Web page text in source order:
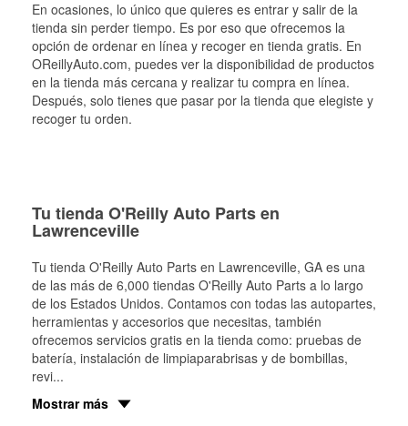
En ocasiones, lo único que quieres es entrar y salir de la
tienda sin perder tiempo. Es por eso que ofrecemos la
opción de ordenar en línea y recoger en tienda gratis. En
OReillyAuto.com, puedes ver la disponibilidad de productos
en la tienda más cercana y realizar tu compra en línea.
Después, solo tienes que pasar por la tienda que elegiste y
recoger tu orden.
Tu tienda O'Reilly Auto Parts en
Lawrenceville
Tu tienda O'Reilly Auto Parts en Lawrenceville, GA es una
de las más de 6,000 tiendas O'Reilly Auto Parts a lo largo
de los Estados Unidos. Contamos con todas las autopartes,
herramientas y accesorios que necesitas, también
ofrecemos servicios gratis en la tienda como: pruebas de
batería, instalación de limpiaparabrisas y de bombillas,
revi...
Mostrar más